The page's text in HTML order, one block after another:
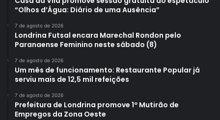
“Olhos d’Água: Diário de uma Ausência”
7 de agosto de 2026
Londrina Futsal encara Marechal Rondon pelo
Paranaense Feminino neste sábado (8)
7 de agosto de 2026
Um mês de funcionamento: Restaurante Popular já
serviu mais de 12,5 mil refeições
7 de agosto de 2026
Prefeitura de Londrina promove 1º Mutirão de
Empregos da Zona Oeste